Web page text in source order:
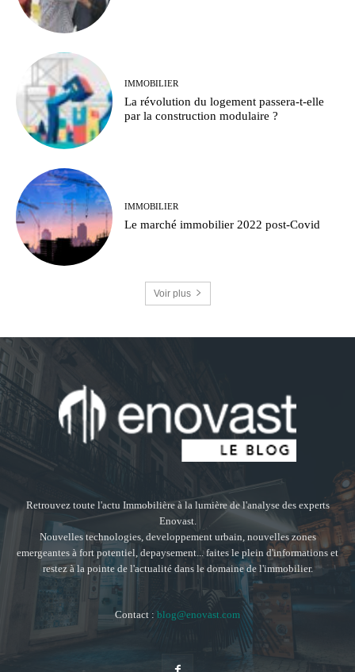
IMMOBILIER
La révolution du logement passera-t-elle
par la construction modulaire ?
IMMOBILIER
Le marché immobilier 2022 post-Covid
Voir plus
Retrouvez toute l'actu Immobilière à la lumière de l'analyse des experts
Enovast.
Nouvelles technologies, developpement urbain, nouvelles zones
emergeantes à fort potentiel, depaysement... faites le plein d'informations et
restez à la pointe de l'actualité dans le domaine de l'immobilier.
Contact : blog@enovast.com